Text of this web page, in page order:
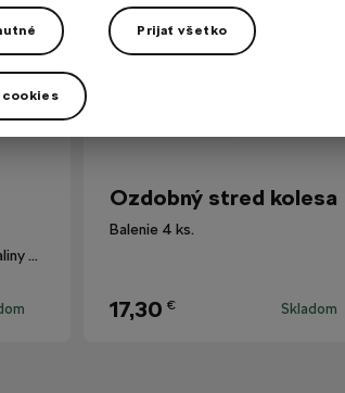
Hotová zmes chladiacej kvapaliny G12evo pre všetky vozidlá Škoda.
Ozdobný stred kolesa
Balenie 4 ks.
17,30 € Skladom
Prijať všetko
cookies